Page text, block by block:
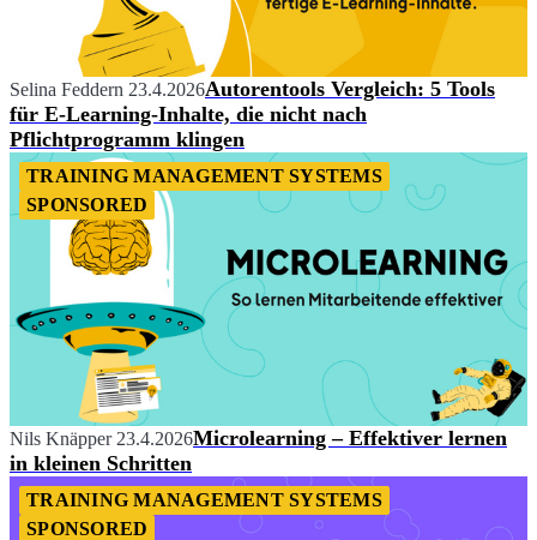
Selina Feddern 23.4.2026Autorentools Vergleich: 5 Tools
für E-Learning-Inhalte, die nicht nach
Pflichtprogramm klingen
TRAINING MANAGEMENT SYSTEMS
SPONSORED
Nils Knäpper 23.4.2026Microlearning – Effektiver lernen
in kleinen Schritten
TRAINING MANAGEMENT SYSTEMS
SPONSORED